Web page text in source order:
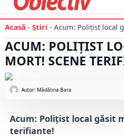
Acasă - Știri - Acum: Polițist local
ACUM: POLIȚIST
MORT! SCENE
Autor: Mădălina Bara
Acum: Polițist local găsit
terifiante!